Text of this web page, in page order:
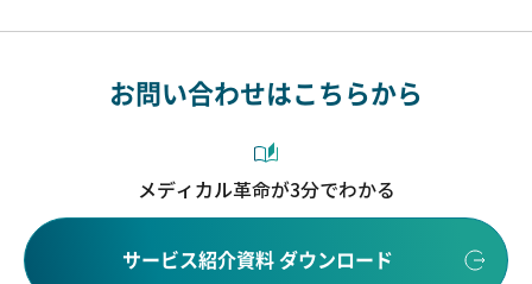
お問い合わせはこちらから
メディカル革命が3分でわかる
サービス紹介資料 ダウンロード